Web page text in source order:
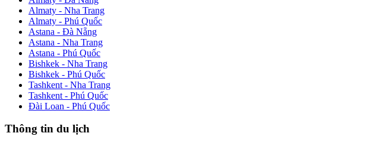
Almaty - Nha Trang
Almaty - Phú Quốc
Astana - Đà Nẵng
Astana - Nha Trang
Astana - Phú Quốc
Bishkek - Nha Trang
Bishkek - Phú Quốc
Tashkent - Nha Trang
Tashkent - Phú Quốc
Đài Loan - Phú Quốc
Thông tin du lịch